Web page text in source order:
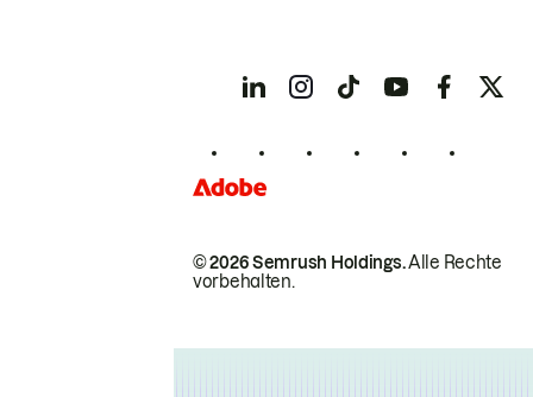
© 2026 Semrush Holdings.Alle Rechte
vorbehalten.